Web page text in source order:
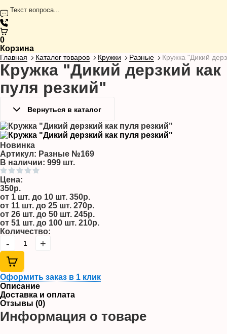
0
Корзина
Главная Каталог товаров Кружки Разные Кружка "Дикий
Кружка "Дикий дерзкий как
пуля резкий"
Вернуться в каталог
Новинка
Артикул: Разные №169
В наличии: 999 шт.
Цена:
350р.
от 1 шт. до 10 шт. 350р.
от 11 шт. до 25 шт. 270р.
от 26 шт. до 50 шт. 245р.
от 51 шт. до 100 шт. 210р.
Количество:
- +
Оформить заказ в 1 клик
Описание
Доставка и оплата
Отзывы (0)
Информация о товаре
Текст вопроса...